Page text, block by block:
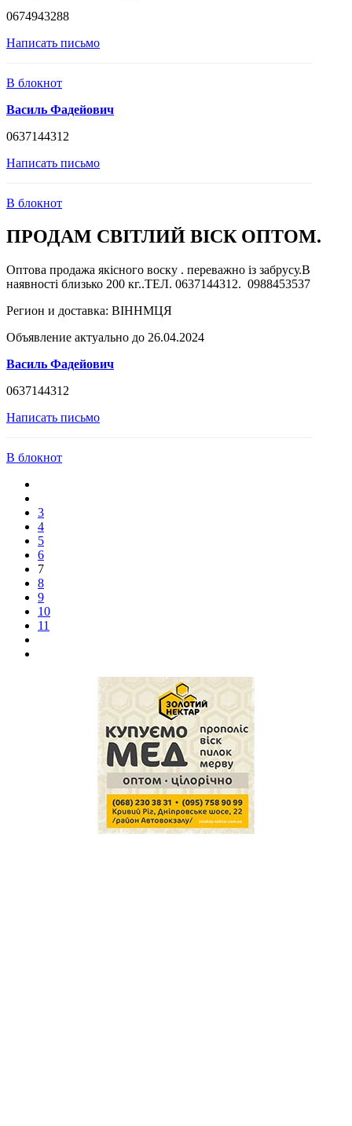
0674943288
Написать письмо
В блокнот
Василь Фадейович
0637144312
Написать письмо
В блокнот
ПРОДАМ СВІТЛИЙ ВІСК ОПТОМ.
Оптова продажа якісного воску . переважно із забрусу.В
наявності близько 200 кг..ТЕЛ. 0637144312. 0988453537
Регион и доставка: ВІННМЦЯ
Объявление актуально до 26.04.2024
Василь Фадейович
0637144312
Написать письмо
В блокнот
3
4
5
6
7
8
9
10
11